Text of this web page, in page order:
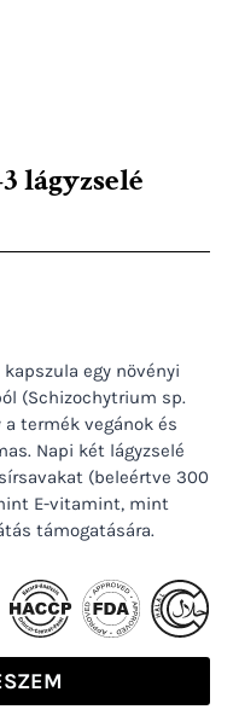
lágyzselé
kapszula egy növényi
(Schizochytrium sp.
termék vegánok és
Napi két lágyzselé
(beleértve 300
E-vitamint, mint
támogatására.